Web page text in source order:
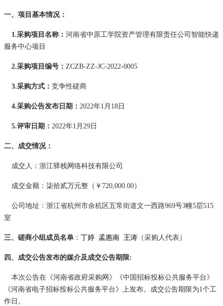
一、项目基本情况：
1.采购项目名称： 河南省中原工学院资产管理有限责任公司智能快递
服务中心项目
2.采购项目编号： ZCZB-ZZ-JC-2022-0005
3.采购方式： 竞争性磋商
4.采购公告发布日期 ： 2022年1 月 18 日
5.评审日期： 2022年1 月 29 日
二、成交情况：
成交人 ： 浙江驿栈网络科技有限公司
成交金额 ：柒拾贰万元整（￥ 720,000.00）
公司地址： 浙江省杭州市余杭区五常街道文一西路969号3幢5层515
室
三、磋商小组成员名单 ： 丁婷 孟惠南 王涛 （采购人代表）
四、成交公告发布的媒介及成交公告期限:
本次公告在《河南省政府采购网》《中国招标投标公共服务平台》
《河南省电子招标投标公共服务平台》上发布。成交公告期限为1个工
作日。